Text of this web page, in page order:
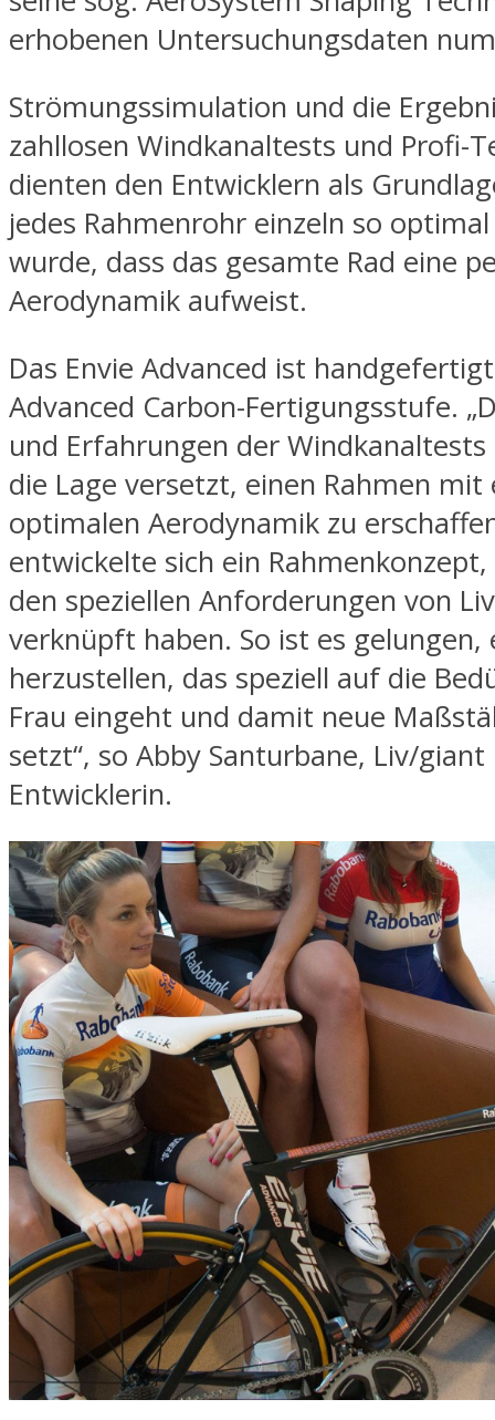
erhobenen Untersuchungsdaten
Strömungssimulation und die
zahllosen Windkanaltests und Profi-
dienten den Entwicklern als
jedes Rahmenrohr einzeln so
wurde, dass das gesamte Rad eine
Aerodynamik aufweist.
Das Envie Advanced ist
Advanced Carbon-Fertigungsstufe.
und Erfahrungen der
die Lage versetzt, einen Rahmen mit
optimalen Aerodynamik zu
entwickelte sich ein
den speziellen Anforderungen von
verknüpft haben. So ist es gelungen,
herzustellen, das speziell auf die
Frau eingeht und damit neue
setzt“, so Abby Santurbane, Liv/
Entwicklerin.